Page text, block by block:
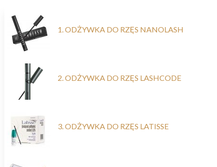
1. ODŻYWKA DO RZĘS NANOLASH
2. ODŻYWKA DO RZĘS LASHCODE
3. ODŻYWKA DO RZĘS LATISSE